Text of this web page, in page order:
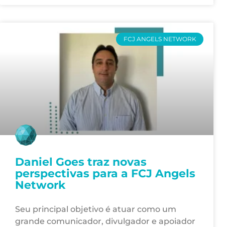
FCJ ANGELS NETWORK
Daniel Goes traz novas
perspectivas para a FCJ Angels
Network
Seu principal objetivo é atuar como um
grande comunicador, divulgador e apoiador